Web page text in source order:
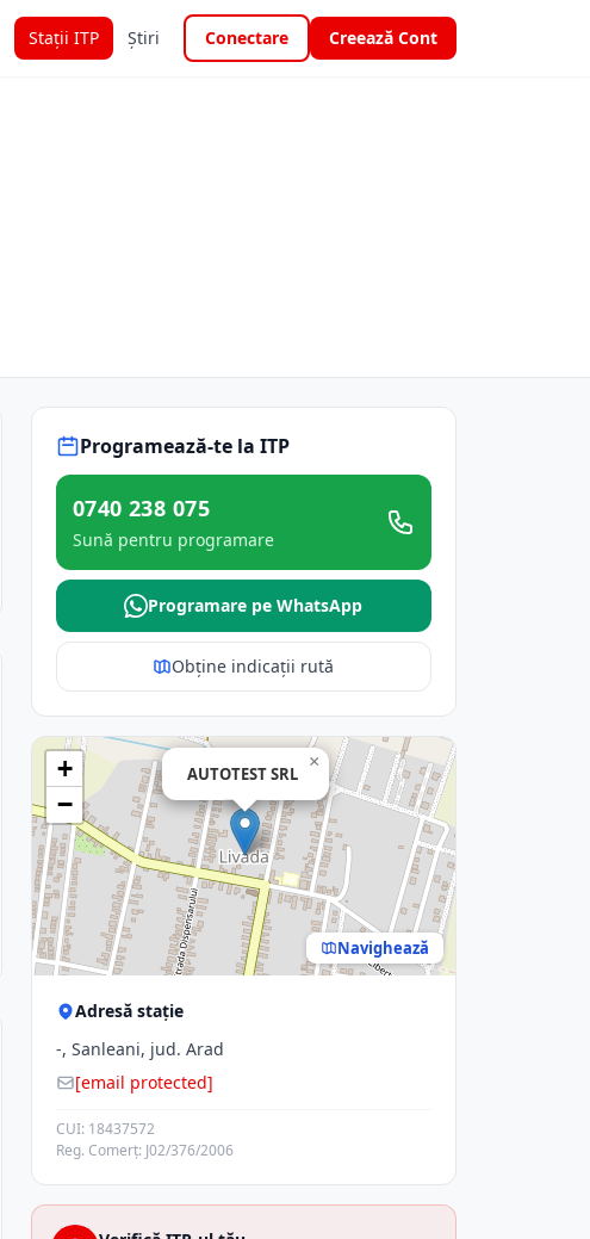
Stații ITP Știri Conectare Creează Cont
Programează-te la ITP
0740 238 075
Sună pentru programare
Programare pe WhatsApp
Obține indicații rută
AUTOTEST SRL
×
+
−
Navighează
Adresă stație
-, Sanleani, jud. Arad
[email protected]
CUI: 18437572
Reg. Comerț: J02/376/2006